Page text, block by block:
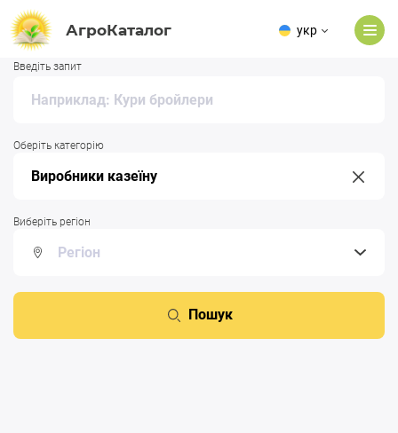
АгроКаталог укр
Введіть запит
Оберіть категорію
Виберіть регіон
Пошук